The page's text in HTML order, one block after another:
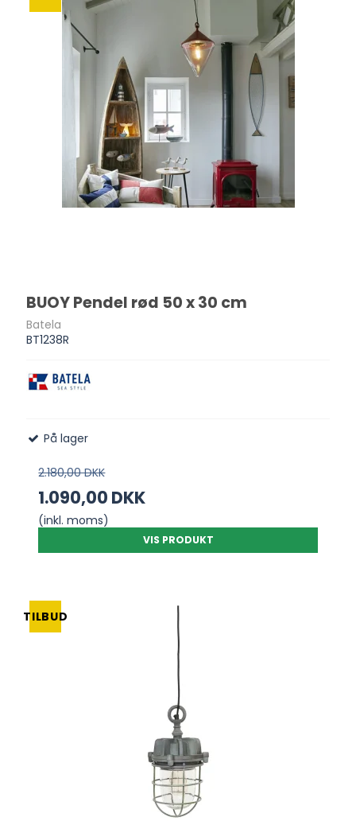
BUOY Pendel rød 50 x 30 cm
Batela
BT1238R
På lager
2.180,00 DKK
1.090,00 DKK
(inkl. moms)
VIS PRODUKT
TILBUD